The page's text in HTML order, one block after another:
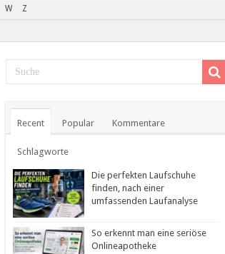
W Z
Recent Popular Kommentare
Schlagworte
Die perfekten Laufschuhe
finden, nach einer
umfassenden Laufanalyse
So erkennt man eine seriöse
Onlineapotheke